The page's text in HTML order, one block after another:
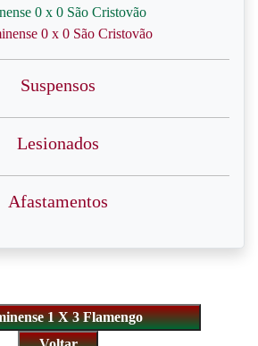
0 x 0 São Cristovão
0 x 0 São Cristovão
Suspensos
Lesionados
Afastamentos